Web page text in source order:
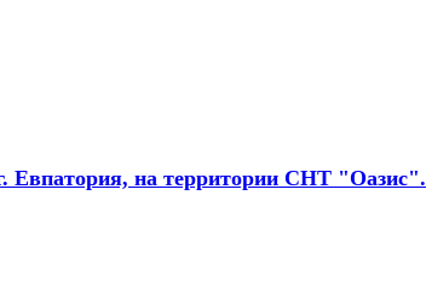
Евпатория, на территории СНТ "Оазис".